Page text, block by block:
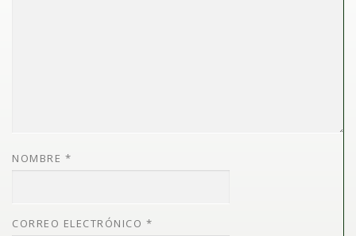
NOMBRE *
CORREO ELECTRÓNICO *